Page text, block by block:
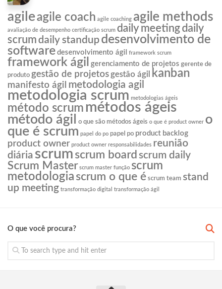
agileagile coach agile coaching agile methods
avaliação de desempenho certificação scrum daily meeting daily
scrumdaily standup desenvolvimento de
software desenvolvimento ágil framework scrum
framework ágil gerenciamento de projetos gerente de
produto gestão de projetos gestão ágil kanban
manifesto ágil metodologia agil
metodologia scrum metodologias ágeis
método scrum métodos ágeis
método ágil o que são métodos ágeis o que é product owner o
que é scrum papel do po papel po product backlog
product owner product owner responsabilidades reunião
diária scrum scrum board scrum daily
Scrum Master scrum master função scrum
metodologia scrum o que é scrum team stand
up meeting transformação digital transformação ágil
O que você procura?